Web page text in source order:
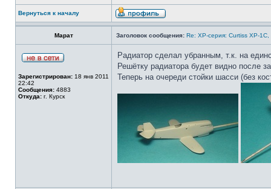
Вернуться к началу
Марат Заголовок сообщения: Re: ХP-серия: Curtiss XP-
Зарегистрирован: 18 янв 2011
22:42
Сообщения: 4883
Откуда: г. Курск
Радиатор сделал убранным, т.к. на
Решётку радиатора будет видно после
Теперь на очереди стойки шасси (без